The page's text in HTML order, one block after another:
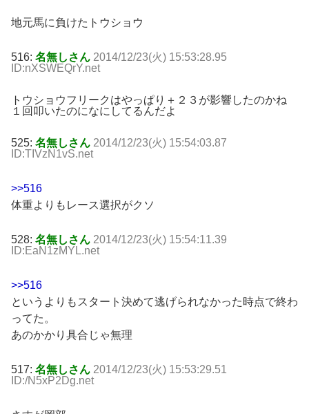
地元馬に負けたトウショウ
516: 名無しさん 2014/12/23(火) 15:53:28.95
ID:nXSWEQrY.net
トウショウフリークはやっぱり＋２３が影響したのかね
１回叩いたのになにしてるんだよ
525: 名無しさん 2014/12/23(火) 15:54:03.87
ID:TIVzN1vS.net
>>516
体重よりもレース選択がクソ
528: 名無しさん 2014/12/23(火) 15:54:11.39
ID:EaN1zMYL.net
>>516
というよりもスタート決めて逃げられなかった時点で終わ
ってた。
あのかかり具合じゃ無理
517: 名無しさん 2014/12/23(火) 15:53:29.51
ID:/N5xP2Dg.net